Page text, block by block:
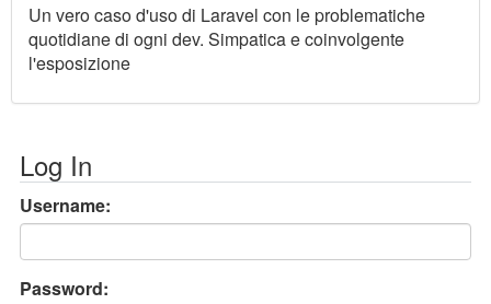
Un vero caso d'uso di Laravel con le problematiche
quotidiane di ogni dev. Simpatica e coinvolgente
l'esposizione
Log In
Username:
Password: